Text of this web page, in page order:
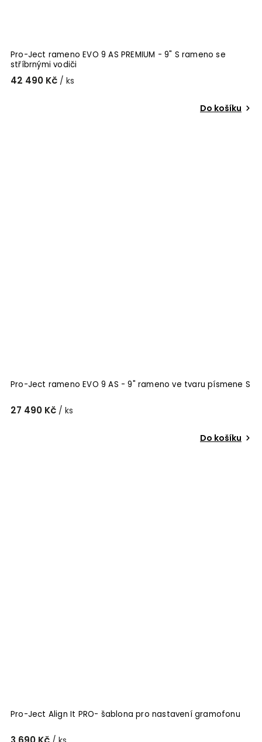
Pro-Ject rameno EVO 9 AS PREMIUM - 9" S rameno se
stříbrnými vodiči
42 490 Kč / ks
Do košíku
Pro-Ject rameno EVO 9 AS - 9" rameno ve tvaru písmene S
27 490 Kč / ks
Do košíku
Pro-Ject Align It PRO- šablona pro nastavení gramofonu